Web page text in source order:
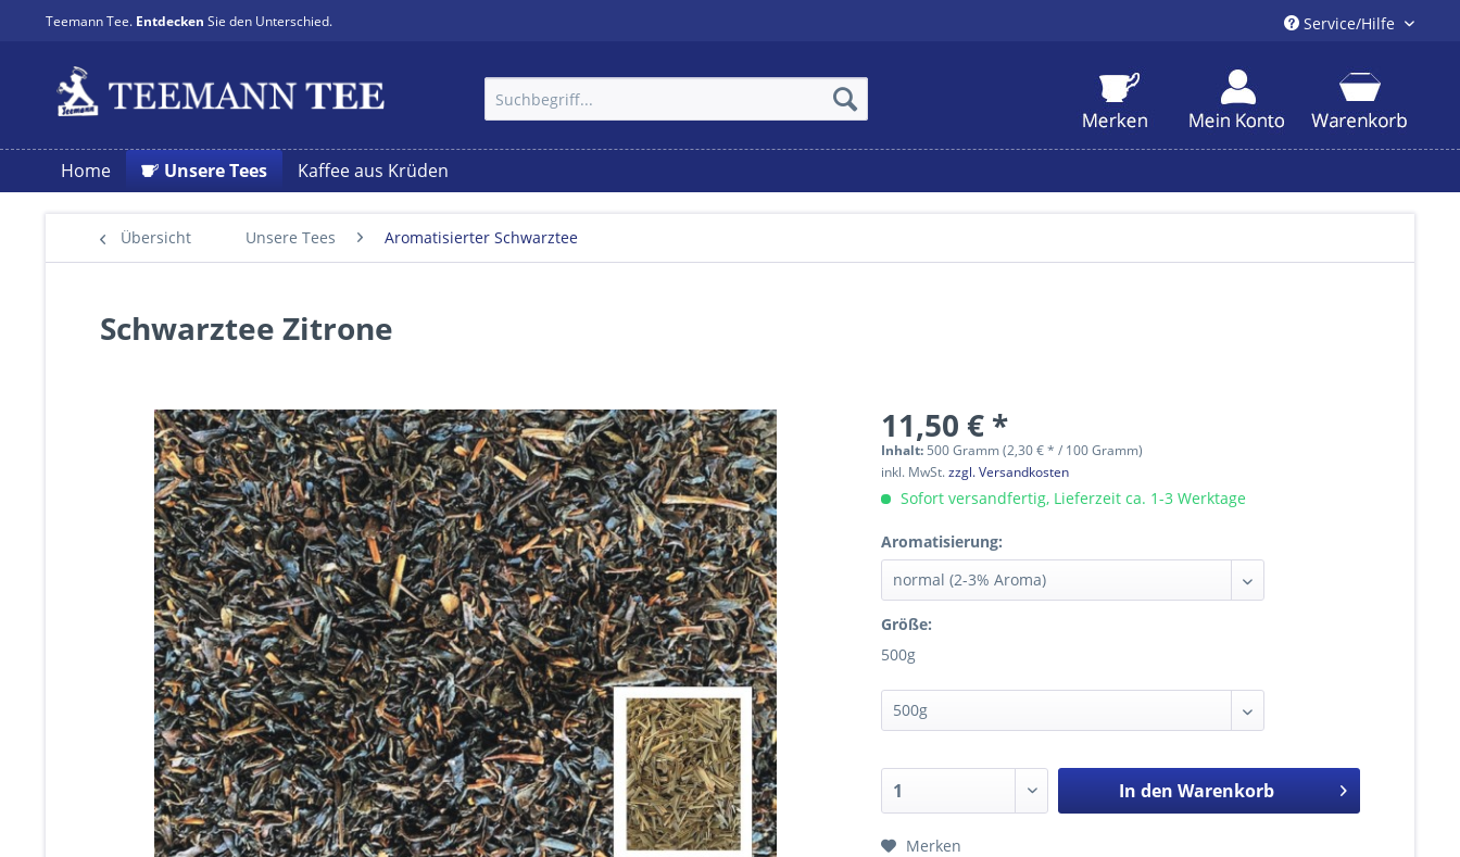
Teemann Tee. Entdecken Sie den Unterschied. Service/Hilfe
Home Unsere Tees Kaffee aus Krüden
Übersicht Unsere Tees Aromatisierter Schwarztee
Schwarztee Zitrone
11,50 € *
Inhalt: 500 Gramm (2,30 € * / 100 Gramm)
inkl. MwSt.zzgl. Versandkosten
Sofort versandfertig, Lieferzeit ca. 1-3 Werktage
Aromatisierung:
Größe:
500g
In den Warenkorb
Merken